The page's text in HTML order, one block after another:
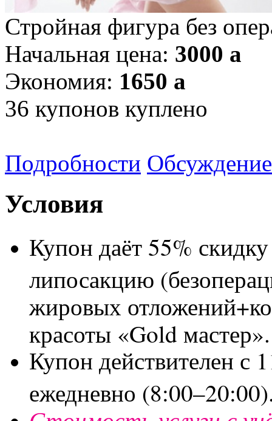
Стройная фигура без
Начальная цена: 3000 a
Экономия: 1650 a
36 купонов куплено
Подробности Обсуждение
Условия
Купон даёт 55%
липосакцию
жировых
красоты «Gold мастер».
Купон действителен с
ежедневно